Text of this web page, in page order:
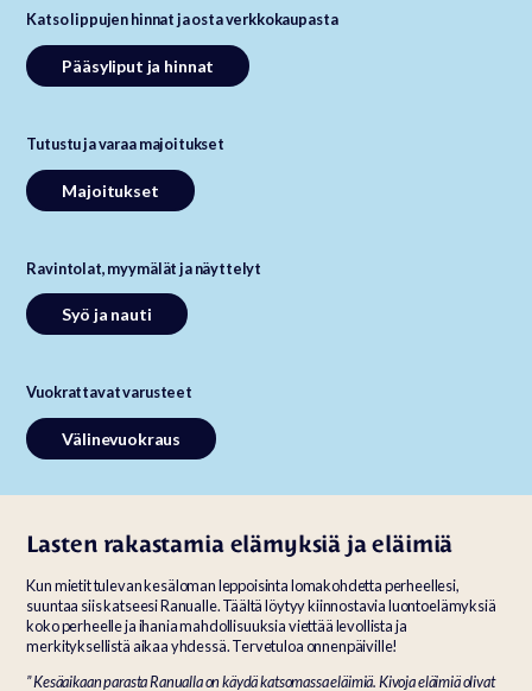
Katso lippujen hinnat ja osta verkkokaupasta
Pääsyliput ja hinnat
Tutustu ja varaa majoitukset
Majoitukset
Ravintolat, myymälät ja näyttelyt
Syö ja nauti
Vuokrattavat varusteet
Välinevuokraus
Lasten rakastamia elämyksiä ja eläimiä
Kun mietit tulevan kesäloman leppoisinta lomakohdetta perheellesi,
suuntaa siis katseesi Ranualle. Täältä löytyy kiinnostavia luontoelämyksiä
koko perheelle ja ihania mahdollisuuksia viettää levollista ja
merkityksellistä aikaa yhdessä. Tervetuloa onnenpäiville!
” Kesäaikaan parasta Ranualla on käydä katsomassa eläimiä. Kivoja eläimiä olivat